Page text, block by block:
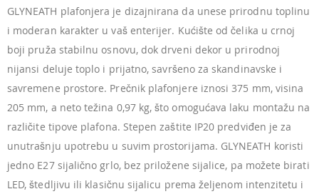
GLYNEATH plafonjera je dizajnirana da unese prirodnu toplinu
i moderan karakter u vaš enterijer. Kućište od čelika u crnoj
boji pruža stabilnu osnovu, dok drveni dekor u prirodnoj
nijansi deluje toplo i prijatno, savršeno za skandinavske i
savremene prostore. Prečnik plafonjere iznosi 375 mm, visina
205 mm, a neto težina 0,97 kg, što omogućava laku montažu na
različite tipove plafona. Stepen zaštite IP20 predviđen je za
unutrašnju upotrebu u suvim prostorijama. GLYNEATH koristi
jedno E27 sijalično grlo, bez priložene sijalice, pa možete birati
LED, štedljivu ili klasičnu sijalicu prema željenom intenzitetu i